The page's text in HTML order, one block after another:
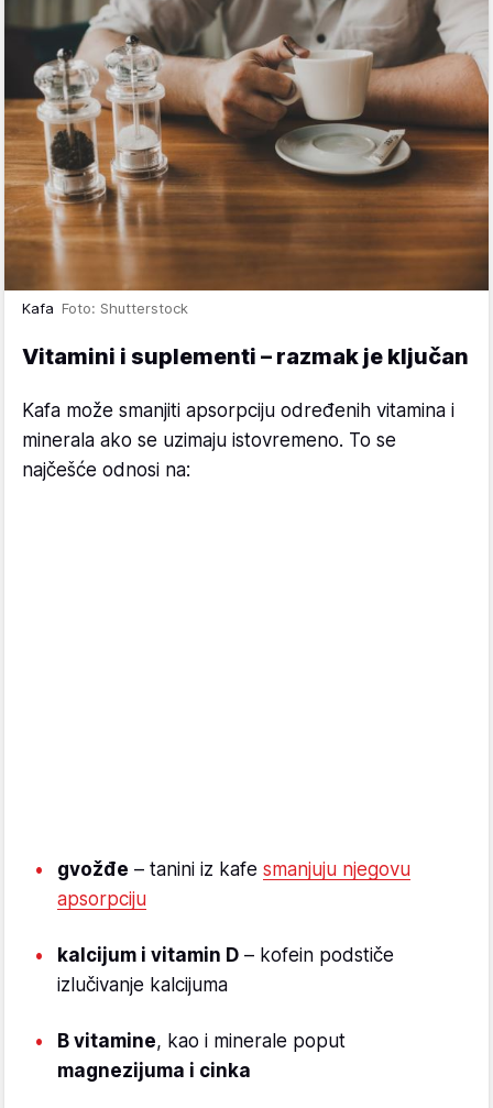
Kafa Foto: Shutterstock
Vitamini i suplementi – razmak je ključan
Kafa može smanjiti apsorpciju određenih vitamina i
minerala ako se uzimaju istovremeno. To se
najčešće odnosi na:
gvožđe – tanini iz kafe smanjuju njegovu
apsorpciju
kalcijum i vitamin D – kofein podstiče
izlučivanje kalcijuma
B vitamine, kao i minerale poput
magnezijuma i cinka